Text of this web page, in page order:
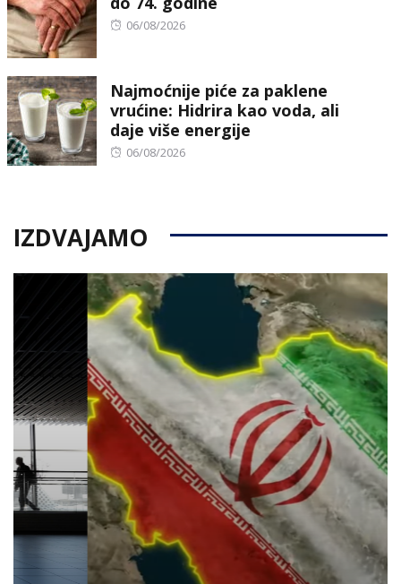
Posted
06/08/2026
Najmoćnije piće za paklene
vrućine: Hidrira kao voda, ali
daje više energije
Posted
06/08/2026
IZDVAJAMO